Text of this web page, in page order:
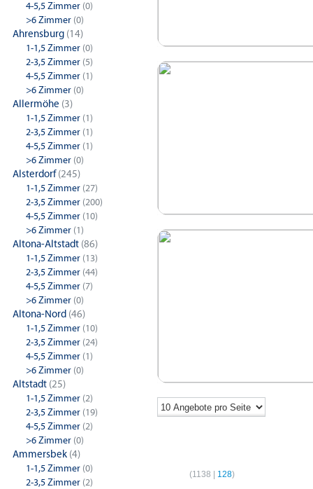
4-5,5 Zimmer (0)
>6 Zimmer (0)
Ahrensburg (14)
1-1,5 Zimmer (0)
2-3,5 Zimmer (5)
4-5,5 Zimmer (1)
>6 Zimmer (0)
Allermöhe (3)
1-1,5 Zimmer (1)
2-3,5 Zimmer (1)
4-5,5 Zimmer (1)
>6 Zimmer (0)
Alsterdorf(245)
1-1,5 Zimmer (27)
2-3,5 Zimmer (200)
4-5,5 Zimmer (10)
>6 Zimmer (1)
Altona-Altstadt (86)
1-1,5 Zimmer (13)
2-3,5 Zimmer (44)
4-5,5 Zimmer (7)
>6 Zimmer (0)
Altona-Nord (46)
1-1,5 Zimmer (10)
2-3,5 Zimmer (24)
4-5,5 Zimmer (1)
>6 Zimmer (0)
Altstadt (25)
1-1,5 Zimmer (2)
2-3,5 Zimmer (19)
4-5,5 Zimmer (2)
>6 Zimmer (0)
Ammersbek (4)
1-1,5 Zimmer (0)
2-3,5 Zimmer (2)
(1138 128)